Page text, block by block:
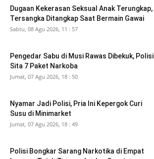
Dugaan Kekerasan Seksual Anak Terungkap,
Tersangka Ditangkap Saat Bermain Gawai
Sabtu, 08 Agu 2026, 11 : 57
Pengedar Sabu di Musi Rawas Dibekuk, Polisi
Sita 7 Paket Narkoba
Jumat, 07 Agu 2026, 18 : 50
Nyamar Jadi Polisi, Pria Ini Kepergok Curi
Susu di Minimarket
Jumat, 07 Agu 2026, 18 : 49
Polisi Bongkar Sarang Narkotika di Empat